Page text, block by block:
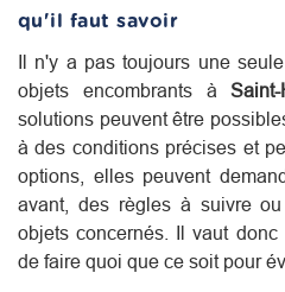
qu'il faut savoir
Il n'y a pas toujours une
objets encombrants à
solutions peuvent être
à des conditions précises et
options, elles peuvent
avant, des règles à suivre
objets concernés. Il vaut
de faire quoi que ce soit pour